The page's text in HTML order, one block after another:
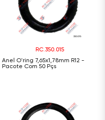
RC.350.015
Anel O'ring 7,65x1,78mm R12 -
Pacote Com 50 Pçs